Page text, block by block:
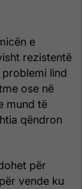
e
rezistentë
lind
ose në
mund të
qëndron
për
vende ku